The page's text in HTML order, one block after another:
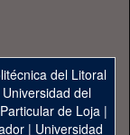
del Litoral
Universidad del
de Loja|
| Universidad